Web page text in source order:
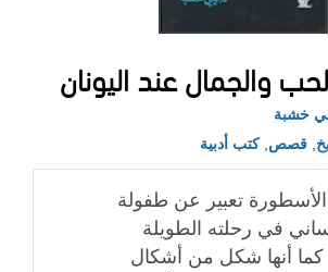
والجمال عند اليونان
خشبة
قصص ,كتب أدبية
تعبير عن طفولة
في رحلته الطويلة
كما أنها شكل من أشكال